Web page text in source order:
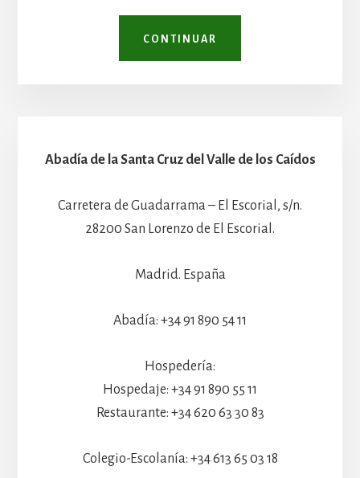
CONTINUAR
Abadía de la Santa Cruz del Valle de los Caídos
Carretera de Guadarrama – El Escorial, s/n.
28200 San Lorenzo de El Escorial.
Madrid. España
Abadía: +34 91 890 54 11
Hospedería:
Hospedaje: +34 91 890 55 11
Restaurante: +34 620 63 30 83
Colegio-Escolanía: +34 613 65 03 18